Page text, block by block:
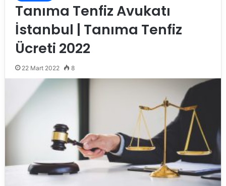
Tanıma Tenfiz Avukatı
İstanbul | Tanıma Tenfiz
Ücreti 2022
22 Mart 2022 8